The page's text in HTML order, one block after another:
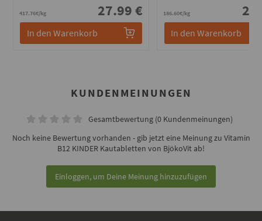
417.76€/kg 27.99 €
In den Warenkorb
186.60€/kg
In den Warenkorb
KUNDENMEINUNGEN
Gesamtbewertung (0 Kundenmeinungen)
Noch keine Bewertung vorhanden - gib jetzt eine Meinung zu Vitamin
B12 KINDER Kautabletten von BjökoVit ab!
Einloggen, um Deine Meinung hinzuzufügen